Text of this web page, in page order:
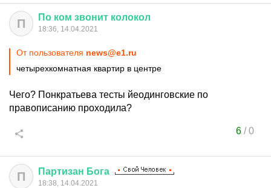
П По ком звонит колокол
18:36, 14.04.2021
От пользователя news@e1.ru
четырехкомнатная квартир в центре
Чего? Понкратьева тесты йеодинговские по
правописанию проходила?
6/0
П Партизан Бога
18:38, 14.04.2021